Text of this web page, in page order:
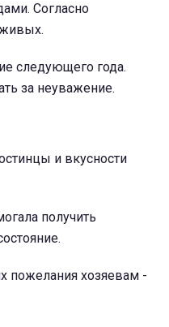
Согласно
следующего года.
за неуважение.
и вкусности
получить
пожелания хозяевам -